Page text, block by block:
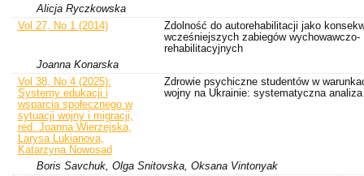
Alicja Ryczkowska
Vol 27, No 1 (2014)
Zdolność do autorehabilitacji jako
wcześniejszych zabiegów wychowawczo-
rehabilitacyjnych
Joanna Konarska
Vol 38, No 4 (2025):
Systemy edukacji i
wsparcia społecznego w
sytuacji wojny i migracji,
red. Joanna Wierzejska,
Larysa Lukianova,
Katarzyna Nowosad
Zdrowie psychiczne studentów w
wojny na Ukrainie: systematyczna analiza
Boris Savchuk, Olga Snitovska, Oksana Vintonyak